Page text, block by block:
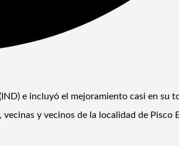
e incluyó el mejoramiento casi en su
y vecinos de la localidad de Pisco